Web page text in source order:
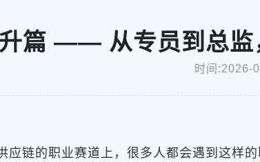
篇 —— 从专员到总监
时间:2026-
应链的职业赛道上，很多人都会遇到这样